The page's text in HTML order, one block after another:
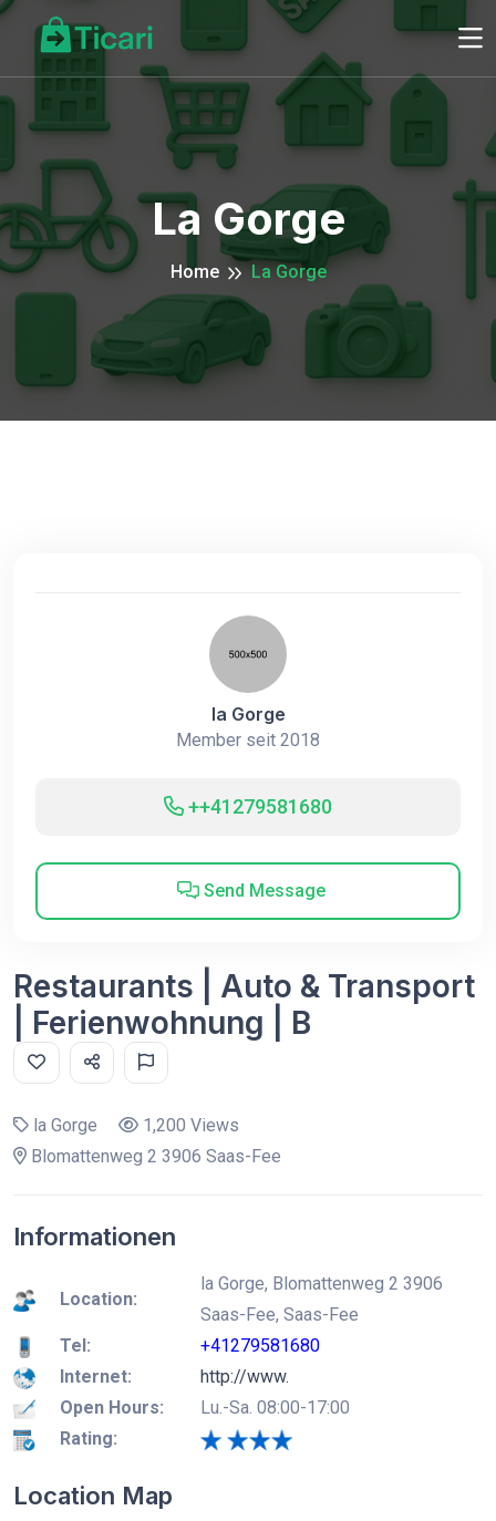
La Gorge
Home La Gorge
la Gorge
Member seit 2018
++41279581680
Send Message
Restaurants | Auto & Transport
| Ferienwohnung | B
la Gorge
1,200 Views
Blomattenweg 2 3906 Saas-Fee
Informationen
Location:
la Gorge, Blomattenweg 2 3906
Saas-Fee, Saas-Fee
Tel:
+41279581680
Internet:
http://www.
Open Hours:
Lu.-Sa. 08:00-17:00
Rating:
Location Map